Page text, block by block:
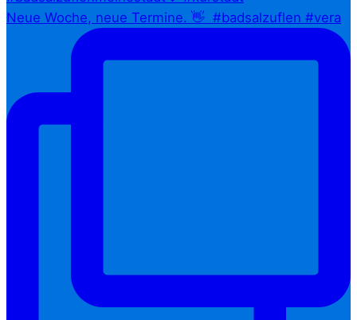
Neue Woche, neue Termine. 👋⁠ ⁠ #badsalzuflen #vera